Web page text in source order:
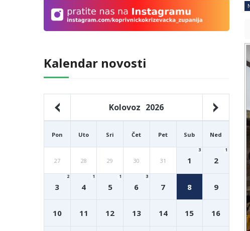
Kalendar novosti
Kolovoz 2026
Pon Uto Sri Čet Pet Sub Ned
27 28 29 30 31 1
3
2
1
3
2
4
1
5
1
6
3
7 8 9
10 11 12 13 14 15 16